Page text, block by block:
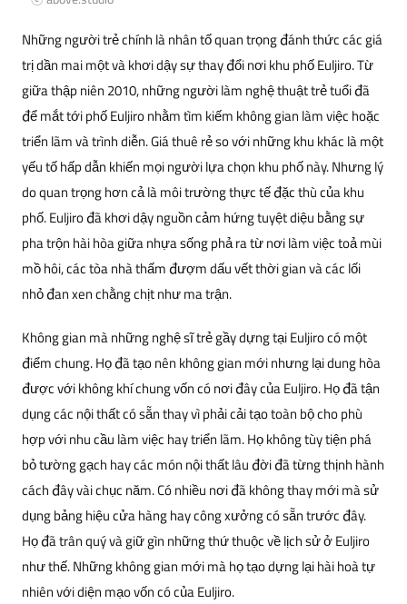
Những người trẻ chính là nhân tố quan trọng đánh thức các giá
trị dần mai một và khơi dậy sự thay đổi nơi khu phố Euljiro. Từ
giữa thập niên 2010, những người làm nghệ thuật trẻ tuổi đã
để mắt tới phố Euljiro nhằm tìm kiếm không gian làm việc hoặc
triển lãm và trình diễn. Giá thuê rẻ so với những khu khác là một
yếu tố hấp dẫn khiến mọi người lựa chọn khu phố này. Nhưng lý
do quan trọng hơn cả là môi trường thực tế đặc thù của khu
phố. Euljiro đã khơi dậy nguồn cảm hứng tuyệt diệu bằng sự
pha trộn hài hòa giữa nhựa sống phả ra từ nơi làm việc toả mùi
mồ hôi, các tòa nhà thấm đượm dấu vết thời gian và các lối
nhỏ đan xen chằng chịt như ma trận.
Không gian mà những nghệ sĩ trẻ gầy dựng tại Euljiro có một
điểm chung. Họ đã tạo nên không gian mới nhưng lại dung hòa
được với không khí chung vốn có nơi đây của Euljiro. Họ đã tận
dụng các nội thất có sẵn thay vì phải cải tạo toàn bộ cho phù
hợp với nhu cầu làm việc hay triển lãm. Họ không tùy tiện phá
bỏ tường gạch hay các món nội thất lâu đời đã từng thịnh hành
cách đây vài chục năm. Có nhiều nơi đã không thay mới mà sử
dụng bảng hiệu cửa hàng hay công xưởng có sẵn trước đây.
Họ đã trân quý và giữ gìn những thứ thuộc về lịch sử ở Euljiro
như thế. Những không gian mới mà họ tạo dựng lại hài hoà tự
nhiên với diện mạo vốn có của Euljiro.